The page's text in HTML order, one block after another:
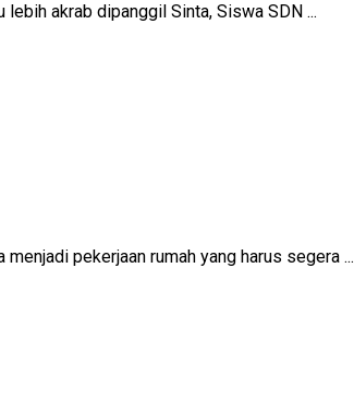
lebih akrab dipanggil Sinta, Siswa SDN ...
pekerjaan rumah yang harus segera ...